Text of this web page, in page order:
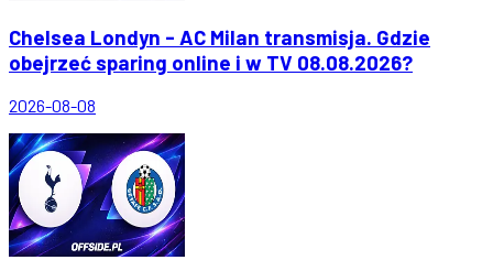
Chelsea Londyn - AC Milan transmisja. Gdzie
obejrzeć sparing online i w TV 08.08.2026?
2026-08-08